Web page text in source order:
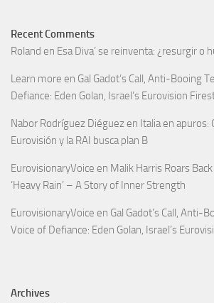
Recent Comments
Roland en Esa Diva’ se reinventa: ¿resurgir o
Learn more en Gal Gadot’s Call, Anti-Booing
Defiance: Eden Golan, Israel’s Eurovision
Nabor Rodríguez Diéguez en Italia en apuros:
Eurovisión y la RAI busca plan B
EurovisionaryVoice en Malik Harris Roars
‘Heavy Rain’ – A Story of Inner Strength
EurovisionaryVoice en Gal Gadot’s Call, Anti-
Voice of Defiance: Eden Golan, Israel’s
Archives